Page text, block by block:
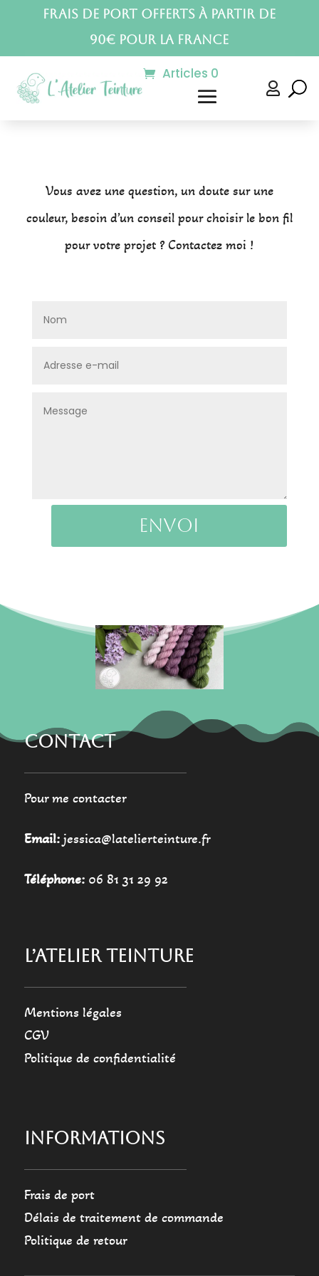
Frais de port offerts à partir de
90€ pour la France
Articles 0

Vous avez une question, un doute sur une
couleur, besoin d’un conseil pour choisir le bon fil
pour votre projet ? Contactez moi !
Envoi
CONTACT
Pour me contacter
Email:jessica@latelierteinture.fr
Téléphone:06 81 31 29 92
L’ATELIER TEINTURE
Mentions légales
CGV
Politique de confidentialité
INFORMATIONS
Frais de port
Délais de traitement de commande
Politique de retour